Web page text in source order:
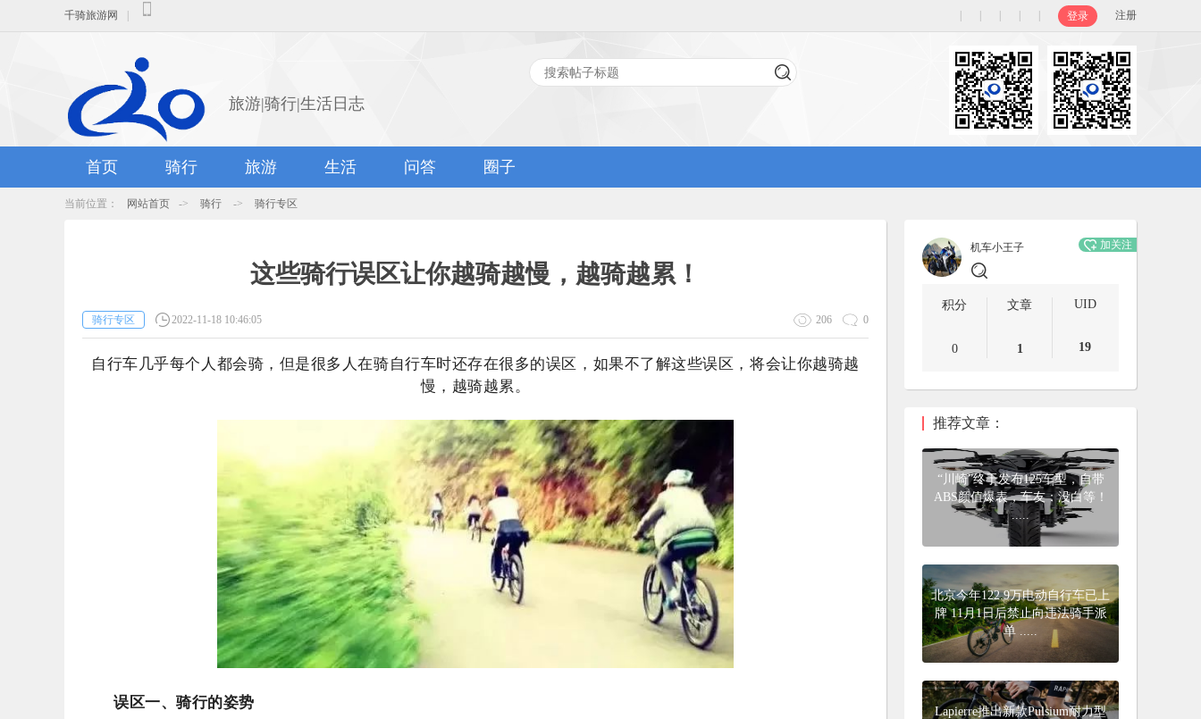
千骑旅游网 登录 注册
旅游|骑行|生活日志
首页 骑行 旅游 生活 问答 圈子
当前位置： 网站首页 -> 骑行 -> 骑行专区
这些骑行误区让你越骑越慢，越骑越累！
骑行专区 2022-11-18 10:46:05 206 0
自行车几乎每个人都会骑，但是很多人在骑自行车时还存在很多的误区，如果不了解这些误区，将会让你越骑越
慢，越骑越累。
误区一、骑行的姿势
机车小王子 加关注
积分
0
文章
1
UID
19
推荐文章：
“川崎”终于发布125车型，自带
ABS颜值爆表，车友：没白等！
.....
北京今年122.9万电动自行车已上
牌 11月1日后禁止向违法骑手派
单 .....
Lapierre推出新款Pulsium耐力型